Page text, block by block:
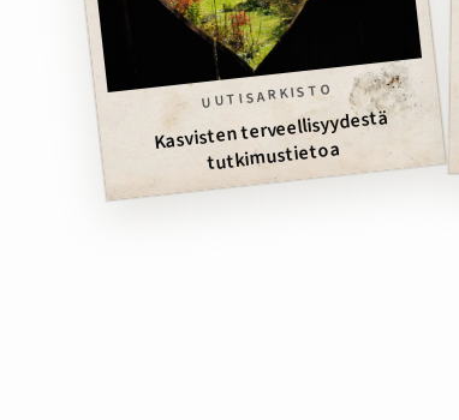
UUTISARKISTO
Kasvisten terveellisyydestä
tutkimustietoa